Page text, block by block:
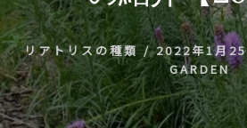
紹
介
を
行
い
リアトリスの種類/ 2022年1月
GARDEN